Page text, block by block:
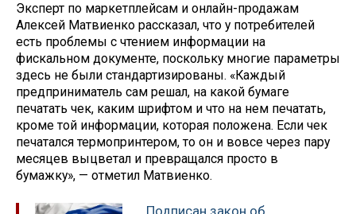
Эксперт по маркетплейсам и онлайн-продажам
Алексей Матвиенко рассказал, что у потребителей
есть проблемы с чтением информации на
фискальном документе, поскольку многие параметры
здесь не были стандартизированы. «Каждый
предприниматель сам решал, на какой бумаге
печатать чек, каким шрифтом и что на нем печатать,
кроме той информации, которая положена. Если чек
печатался термопринтером, то он и вовсе через пару
месяцев выцветал и превращался просто в
бумажку», — отметил Матвиенко.
Подписан закон об